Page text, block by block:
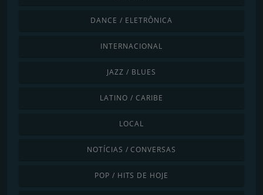
DANCE / ELETRÔNICA
INTERNACIONAL
JAZZ / BLUES
LATINO / CARIBE
LOCAL
NOTÍCIAS / CONVERSAS
POP / HITS DE HOJE